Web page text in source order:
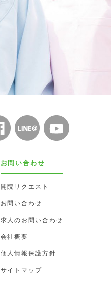
お問い合わせ
開院リクエスト
お問い合わせ
求人のお問い合わせ
会社概要
個人情報保護方針
サイトマップ